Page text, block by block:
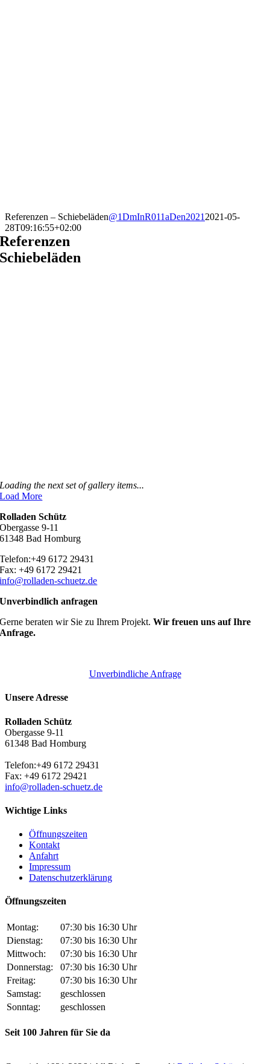
Referenzen – Schiebeläden@1DmInR011aDen2021 2021-05-
28T09:16:55+02:00
Referenzen
Schiebeläden
Loading the next set of gallery items...
Load More
Rolladen Schütz
Obergasse 9-11
61348 Bad Homburg
Telefon:+49 6172 29431
Fax: +49 6172 29421
info@rolladen-schuetz.de
Unverbindlich anfragen
Gerne beraten wir Sie zu Ihrem Projekt.Wir freuen uns auf Ihre
Anfrage.
Unverbindliche Anfrage
Unsere Adresse
Rolladen Schütz
Obergasse 9-11
61348 Bad Homburg
Telefon:+49 6172 29431
Fax: +49 6172 29421
info@rolladen-schuetz.de
Wichtige Links
Öffnungszeiten
Kontakt
Anfahrt
Impressum
Datenschutz­erklärung
Öffnungszeiten
Montag:
07:30 bis 16:30 Uhr
Dienstag:
07:30 bis 16:30 Uhr
Mittwoch:
07:30 bis 16:30 Uhr
Donnerstag:
07:30 bis 16:30 Uhr
Freitag:
07:30 bis 16:30 Uhr
Samstag:
geschlossen
Sonntag:
geschlossen
Seit 100 Jahren für Sie da